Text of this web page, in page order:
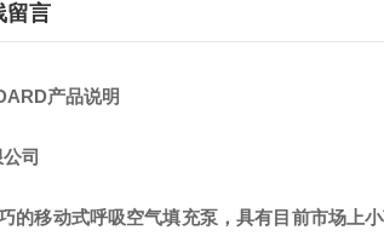
留言
产品说明
司
的移动式呼吸空气填充泵，具有目前市场上